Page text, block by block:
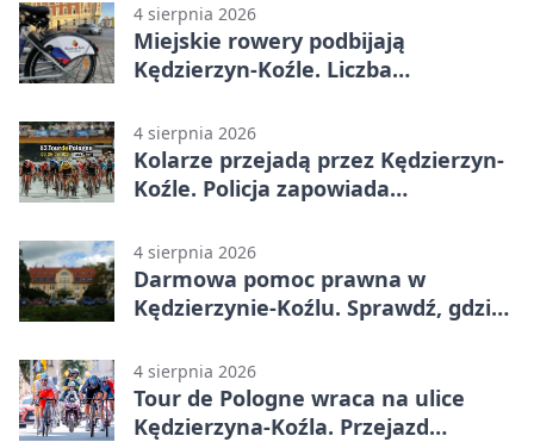
4 sierpnia 2026
Miejskie rowery podbijają
Kędzierzyn-Koźle. Liczba
4 sierpnia 2026
Kolarze przejadą przez Kędzierzyn-
Koźle. Policja zapowiada
4 sierpnia 2026
Darmowa pomoc prawna w
Kędzierzynie-Koźlu. Sprawdź, gdzie
4 sierpnia 2026
Tour de Pologne wraca na ulice
Kędzierzyna-Koźla. Przejazd